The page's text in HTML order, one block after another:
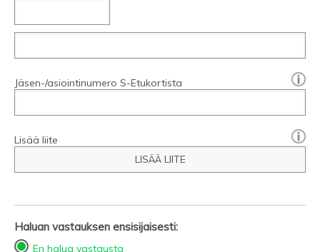
Jäsen-/asiointinumero S-Etukortista
Lisää liite
LISÄÄ LIITE
Haluan vastauksen ensisijaisesti:
En halua vastausta